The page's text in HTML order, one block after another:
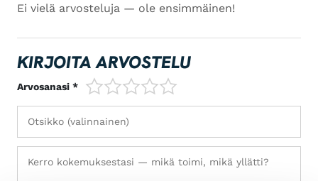
Ei vielä arvosteluja — ole ensimmäinen!
KIRJOITA ARVOSTELU
Arvosanasi * 1/5 2/53/54/5